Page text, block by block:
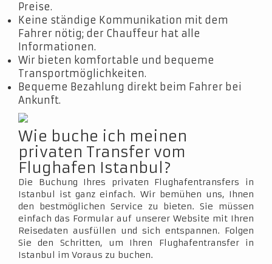
Preise.
Keine ständige Kommunikation mit dem
Fahrer nötig; der Chauffeur hat alle
Informationen.
Wir bieten komfortable und bequeme
Transportmöglichkeiten.
Bequeme Bezahlung direkt beim Fahrer bei
Ankunft.
Wie buche ich meinen
privaten Transfer vom
Flughafen Istanbul?
Die Buchung Ihres privaten Flughafentransfers in
Istanbul ist ganz einfach. Wir bemühen uns, Ihnen
den bestmöglichen Service zu bieten. Sie müssen
einfach das Formular auf unserer Website mit Ihren
Reisedaten ausfüllen und sich entspannen. Folgen
Sie den Schritten, um Ihren Flughafentransfer in
Istanbul im Voraus zu buchen.